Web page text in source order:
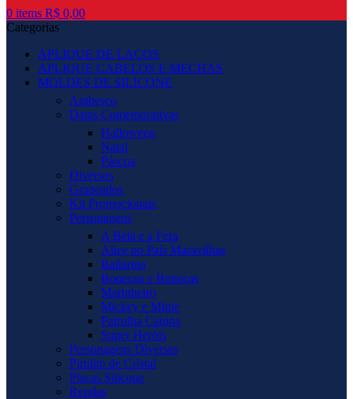
0 items R$ 0,00
Categorias
APLIQUE DE LAÇOS
APLIQUE CABELOS E MECHAS
MOLDES DE SILICONE
Arabesco
Datas Comemorativas
Halloween
Natal
Páscoa
Diversos
Grapeados
Kit Promocionais
Personagens
A Bela e a Fera
Alice no País Maravilhas
Bailarina
Bonecos e Bonecas
Marinheiro
Mickey e Minie
Patrulha Canina
Super Heróis
Personagens Diversas
Pirulito de Cristal
Placas Silicone
Rendas